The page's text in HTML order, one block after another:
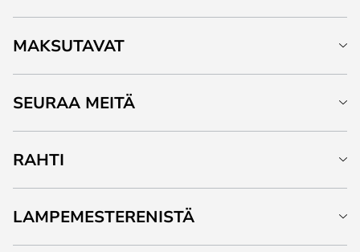
MAKSUTAVAT
SEURAA MEITÄ
RAHTI
LAMPEMESTERENISTÄ